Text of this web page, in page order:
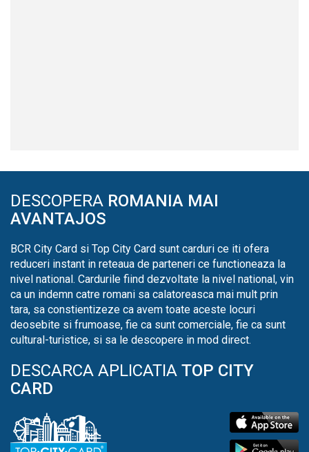
DESCOPERA ROMANIA MAI
AVANTAJOS
BCR City Card si Top City Card sunt carduri ce iti ofera
reduceri instant in reteaua de parteneri ce functioneaza la
nivel national. Cardurile fiind dezvoltate la nivel national, vin
ca un indemn catre romani sa calatoreasca mai mult prin
tara, sa constientizeze ca avem toate aceste locuri
deosebite si frumoase, fie ca sunt comerciale, fie ca sunt
cultural-turistice, si sa le descopere in mod direct.
DESCARCA APLICATIA TOP CITY
CARD